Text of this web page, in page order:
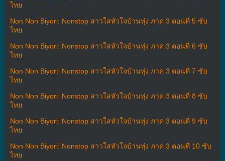
ไทย
Non Non Biyori: Nonstop สาวใสหัวใจบ้านทุ่ง ภาค 3 ตอนที่ 5 ซับ
ไทย
Non Non Biyori: Nonstop สาวใสหัวใจบ้านทุ่ง ภาค 3 ตอนที่ 6 ซับ
ไทย
Non Non Biyori: Nonstop สาวใสหัวใจบ้านทุ่ง ภาค 3 ตอนที่ 7 ซับ
ไทย
Non Non Biyori: Nonstop สาวใสหัวใจบ้านทุ่ง ภาค 3 ตอนที่ 8 ซับ
ไทย
Non Non Biyori: Nonstop สาวใสหัวใจบ้านทุ่ง ภาค 3 ตอนที่ 9 ซับ
ไทย
Non Non Biyori: Nonstop สาวใสหัวใจบ้านทุ่ง ภาค 3 ตอนที่ 10 ซับ
ไทย